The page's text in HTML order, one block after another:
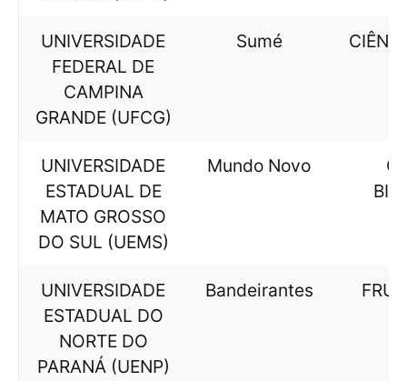
UNIVERSIDADE
FEDERAL DE
CAMPINA
GRANDE (UFCG)
Sumé
UNIVERSIDADE
ESTADUAL DE
MATO GROSSO
DO SUL (UEMS)
Mundo Novo
UNIVERSIDADE
ESTADUAL DO
NORTE DO
PARANÁ (UENP)
Bandeirantes